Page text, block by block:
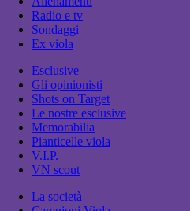
Radio e tv
Sondaggi
Ex viola
Esclusive
Gli opinionisti
Shots on Target
Le nostre esclusive
Memorabilia
Pianticelle viola
V.I.P.
VN scout
La società